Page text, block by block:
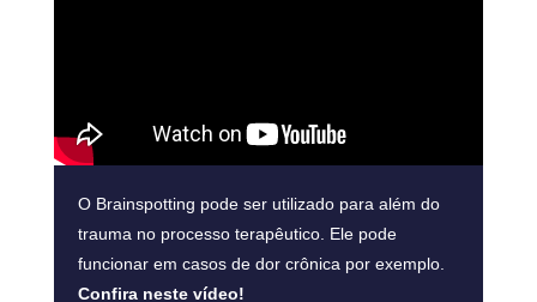
O Brainspotting pode ser utilizado para além do
trauma no processo terapêutico. Ele pode
funcionar em casos de dor crônica por exemplo.
Confira neste vídeo!